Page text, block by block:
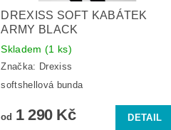
DREXISS SOFT KABÁTEK
ARMY BLACK
Skladem (1 ks)
Značka: Drexiss
softshellová bunda
od 1 290 Kč DETAIL